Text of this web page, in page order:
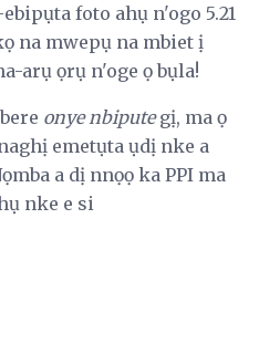
foto ahụ n'ogo 5.21
na mwepụ na mbiet ị
arụ ọrụ n'oge ọ bụla!
onye nbiputegị, ma ọ
emetụta ụdị nke a
a dị nnọọ ka PPI ma
nke e si